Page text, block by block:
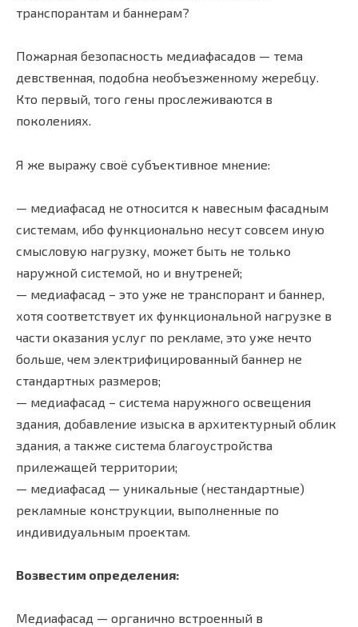
транспорантам и баннерам?
Пожарная безопасность медиафасадов — тема
девственная, подобна необъезженному жеребцу.
Кто первый, того гены прослеживаются в
поколениях.
Я же выражу своё субъективное мнение:
— медиафасад не относится к навесным фасадным
системам, ибо функционально несут совсем иную
смысловую нагрузку, может быть не только
наружной системой, но и внутреней;
— медиафасад – это уже не транспорант и баннер,
хотя соответствует их функциональной нагрузке в
части оказания услуг по рекламе, это уже нечто
больше, чем электрифицированный баннер не
стандартных размеров;
— медиафасад – система наружного освещения
здания, добавление изыска в архитектурный облик
здания, а также система благоустройства
прилежащей территории;
— медиафасад — уникальные (нестандартные)
рекламные конструкции, выполненные по
индивидуальным проектам.
Возвестим определения:
Медиафасад — органично встроенный в